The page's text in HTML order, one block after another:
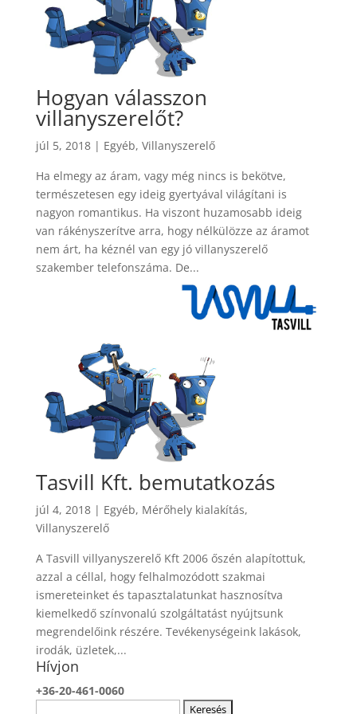
Hogyan válasszon
villanyszerelőt?
júl 5, 2018| Egyéb, Villanyszerelő
Ha elmegy az áram, vagy még nincs is bekötve,
természetesen egy ideig gyertyával világítani is
nagyon romantikus. Ha viszont huzamosabb ideig
van rákényszerítve arra, hogy nélkülözze az áramot
nem árt, ha kéznél van egy jó villanyszerelő
szakember telefonszáma. De...
Tasvill Kft. bemutatkozás
júl 4, 2018| Egyéb, Mérőhely kialakítás,
Villanyszerelő
A Tasvill villyanyszerelő Kft 2006 őszén alapítottuk,
azzal a céllal, hogy felhalmozódott szakmai
ismereteinket és tapasztalatunkat hasznosítva
kiemelkedő színvonalú szolgáltatást nyújtsunk
megrendelőink részére. Tevékenységeink lakások,
irodák, üzletek,...
Hívjon
+36-20-461-0060